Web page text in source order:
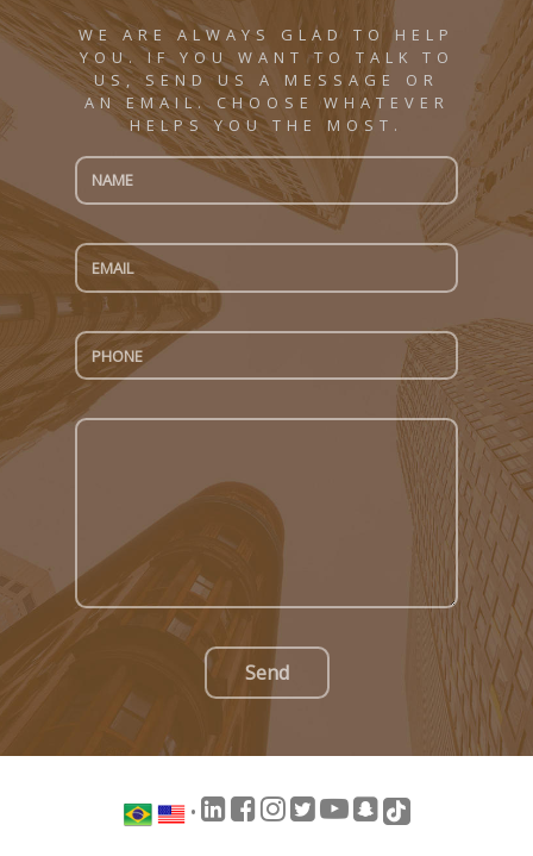
WE ARE ALWAYS GLAD TO HELP
YOU. IF YOU WANT TO TALK TO
US, SEND US A MESSAGE OR
AN EMAIL. CHOOSE WHATEVER
HELPS YOU THE MOST.
Send
•